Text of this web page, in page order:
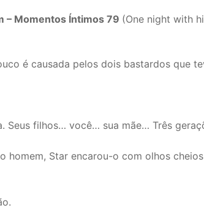
– Momentos Íntimos 79 (One night with
é causada pelos dois bastardos que
Seus filhos… você… sua mãe… Três
homem, Star encarou-o com olhos